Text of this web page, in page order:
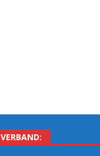
VER­BAND: